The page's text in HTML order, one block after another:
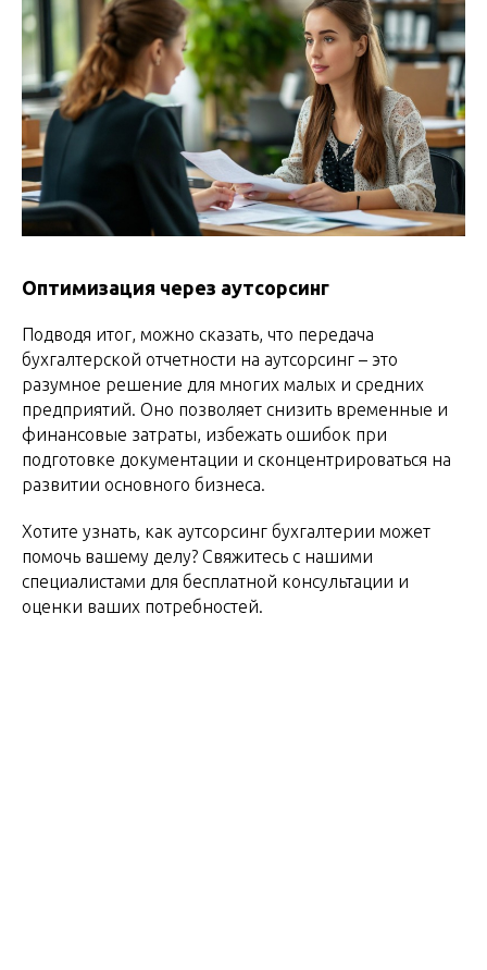
Оптимизация через аутсорсинг
Подводя итог, можно сказать, что передача
бухгалтерской отчетности на аутсорсинг – это
разумное решение для многих малых и средних
предприятий. Оно позволяет снизить временные и
финансовые затраты, избежать ошибок при
подготовке документации и сконцентрироваться на
развитии основного бизнеса.
Хотите узнать, как аутсорсинг бухгалтерии может
помочь вашему делу? Свяжитесь с нашими
специалистами для бесплатной консультации и
оценки ваших потребностей.